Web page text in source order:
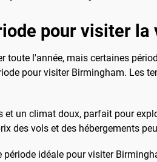
pour visiter la
toute l'année, mais certaines
pour visiter Birmingham. Les
un climat doux, parfait pour
des vols et des hébergements
idéale pour visiter